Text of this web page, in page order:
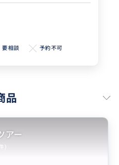
要相談 予約不可
品
アー
)